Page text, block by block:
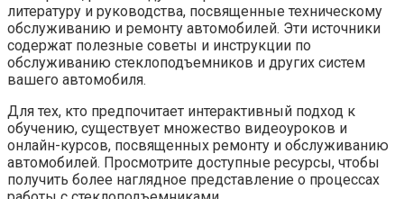
литературу и руководства, посвященные техническому
обслуживанию и ремонту автомобилей. Эти источники
содержат полезные советы и инструкции по
обслуживанию стеклоподъемников и других систем
вашего автомобиля.
Для тех, кто предпочитает интерактивный подход к
обучению, существует множество видеоуроков и
онлайн-курсов, посвященных ремонту и обслуживанию
автомобилей. Просмотрите доступные ресурсы, чтобы
получить более наглядное представление о процессах